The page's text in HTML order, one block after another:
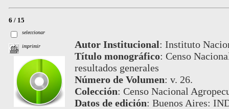
6 / 15
seleccionar
imprimir Autor Institucional: Instituto
Título monográfico: Censo
resultados generales
Número de Volumen: v. 26.
Colección: Censo Nacional
Datos de edición: Buenos Aires: